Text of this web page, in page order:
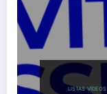
LISTAS VÍDEOS